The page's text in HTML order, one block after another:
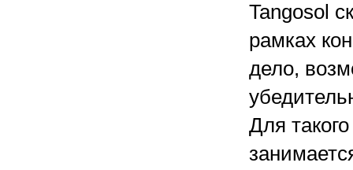
Tangosol
рамках
дело,
Для